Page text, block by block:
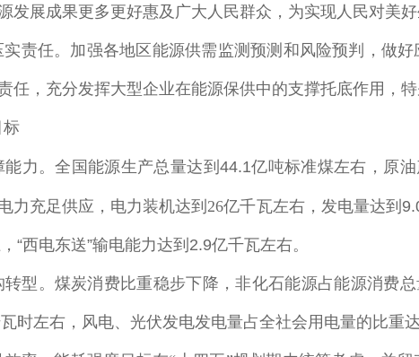
发展成果更多更好惠及广大人民群众，为实现人民对美
实责任。加强各地区能源供需监测预测和风险预判，做
任，充分发挥大型企业在能源保供中的支撑托底作用，
标
力。全国能源生产总量达到 44.1亿吨标准煤左右，原
力充足供应，电力装机达到26亿千瓦左右，发电量达到
“西电东送”输电能力达到 2.9亿千瓦左右。
型。煤炭消费比重稳步下降，非化石能源占能源消费总
时左右，风电、光伏发电发电量占全社会用电量的比重